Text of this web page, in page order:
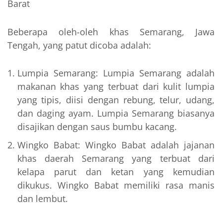
Beberapa oleh-oleh khas Semarang, Jawa
Tengah, yang patut dicoba adalah:
Lumpia Semarang: Lumpia Semarang adalah
makanan khas yang terbuat dari kulit lumpia
yang tipis, diisi dengan rebung, telur, udang,
dan daging ayam. Lumpia Semarang biasanya
disajikan dengan saus bumbu kacang.
Wingko Babat: Wingko Babat adalah jajanan
khas daerah Semarang yang terbuat dari
kelapa parut dan ketan yang kemudian
dikukus. Wingko Babat memiliki rasa manis
dan lembut.